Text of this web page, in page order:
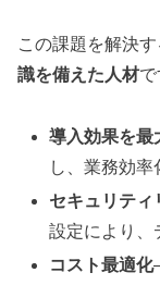
この課題を解決す
識を備えた人材で
導入効果を最
し、業務効率
セキュリティ
設定により、
コスト最適化